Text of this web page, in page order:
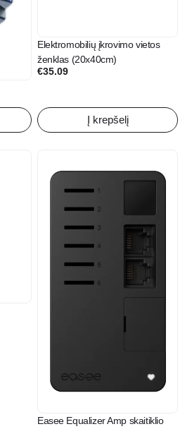
Elektromobilių įkrovimo vietos
ženklas (20x40cm)
€35.09
Į krepšelį
Easee Equalizer Amp skaitiklio